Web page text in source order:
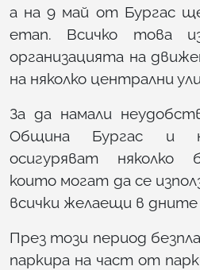
а на 9 май от Бургас
етап. Всичко това
организацията на
на няколко централни
За да намали
Община Бургас и
осигуряват няколко
които могат да се
всички желаещи в
През този период
паркира на част от